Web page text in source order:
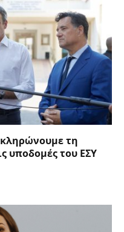
τη
υποδομές του ΕΣΥ